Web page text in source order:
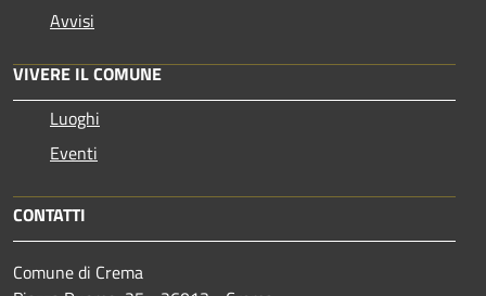
Avvisi
VIVERE IL COMUNE
Luoghi
Eventi
CONTATTI
Comune di Crema